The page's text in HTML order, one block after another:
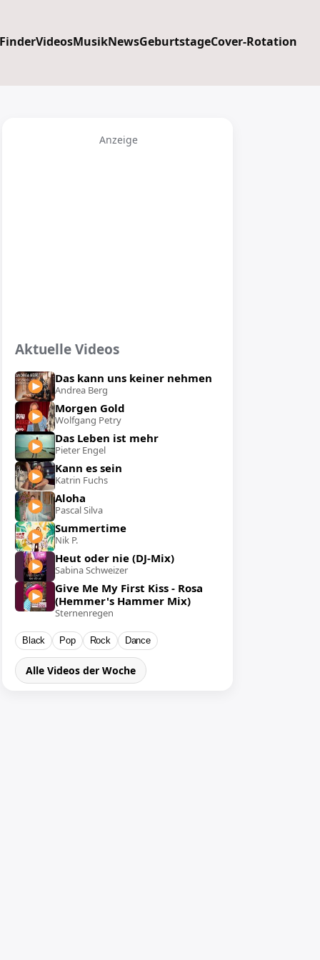
VideosMusikNewsGeburtstageCover-Rotation
Anzeige
Aktuelle Videos
Das kann uns keiner nehmen
Andrea Berg
Morgen Gold
Wolfgang Petry
Das Leben ist mehr
Pieter Engel
Kann es sein
Katrin Fuchs
Aloha
Pascal Silva
Summertime
Nik P.
Heut oder nie (DJ-Mix)
Sabina Schweizer
Give Me My First Kiss - Rosa
(Hemmer's Hammer Mix)
Sternenregen
Black Pop Rock Dance
Alle Videos der Woche